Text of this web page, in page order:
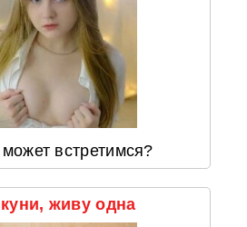
встретимся?
живу одна